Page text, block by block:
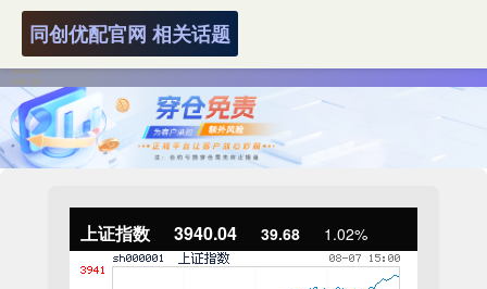
上证指数 3940.04 39.68 1.02%
同创优配官网 相关话题